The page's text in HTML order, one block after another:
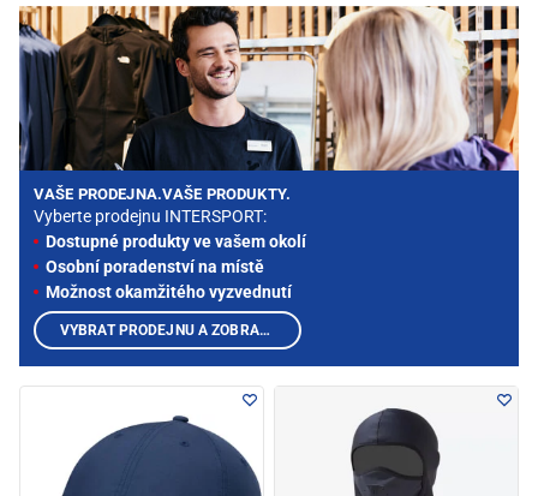
VAŠE PRODEJNA.VAŠE PRODUKTY.
Vyberte prodejnu INTERSPORT:
Dostupné produkty ve vašem okolí
Osobní poradenství na místě
Možnost okamžitého vyzvednutí
VYBRAT PRODEJNU A ZOBRAZIT PRODUKTY